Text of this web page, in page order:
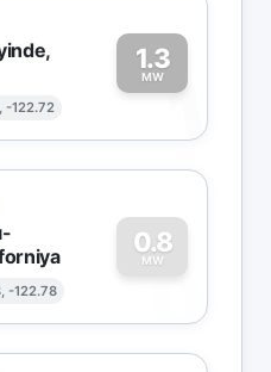
-122.72
1.3
MW1
-122.78
0.8
MW
0